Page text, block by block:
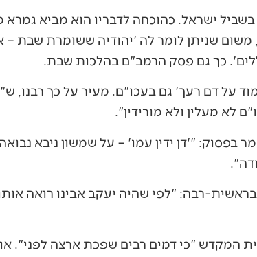
בשביל ישראל. כהוכחה לדבריו הוא מביא
משום שניתן לומר לה 'יהודיה ששומרת שבת –
כך גם פסק הרמב"ם בהלכות שבת.
על דם רעך' גם בעכו"ם. מעיר על כך רבנו,
לא מעלין ולא מורידין".
בפסוק: "'דן ידין עמו' – על שמשון ניבא
רבה: "לפי שהיה יעקב אבינו רואה
המקדש "כי דמים רבים שפכת ארצה לפני".